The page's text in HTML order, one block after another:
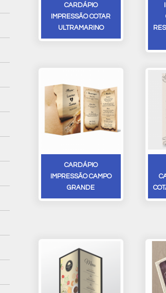
CARDÁPIO
IMPRESSÃO COTAR
ULTRAMARINO
CARDÁPIO
IMPRESSÃO CAMPO
GRANDE